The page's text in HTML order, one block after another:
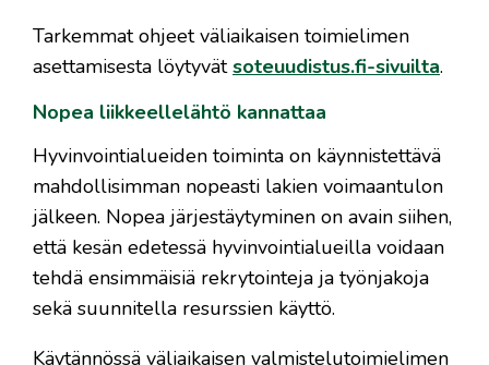
Tarkemmat ohjeet väliaikaisen toimielimen
asettamisesta löytyvätsoteuudistus.fi-sivuilta.
Nopea liikkeellelähtö kannattaa
Hyvinvointialueiden toiminta on käynnistettävä
mahdollisimman nopeasti lakien voimaantulon
jälkeen. Nopea järjestäytyminen on avain siihen,
että kesän edetessä hyvinvointialueilla voidaan
tehdä ensimmäisiä rekrytointeja ja työnjakoja
sekä suunnitella resurssien käyttö.
Käytännössä väliaikaisen valmistelutoimielimen